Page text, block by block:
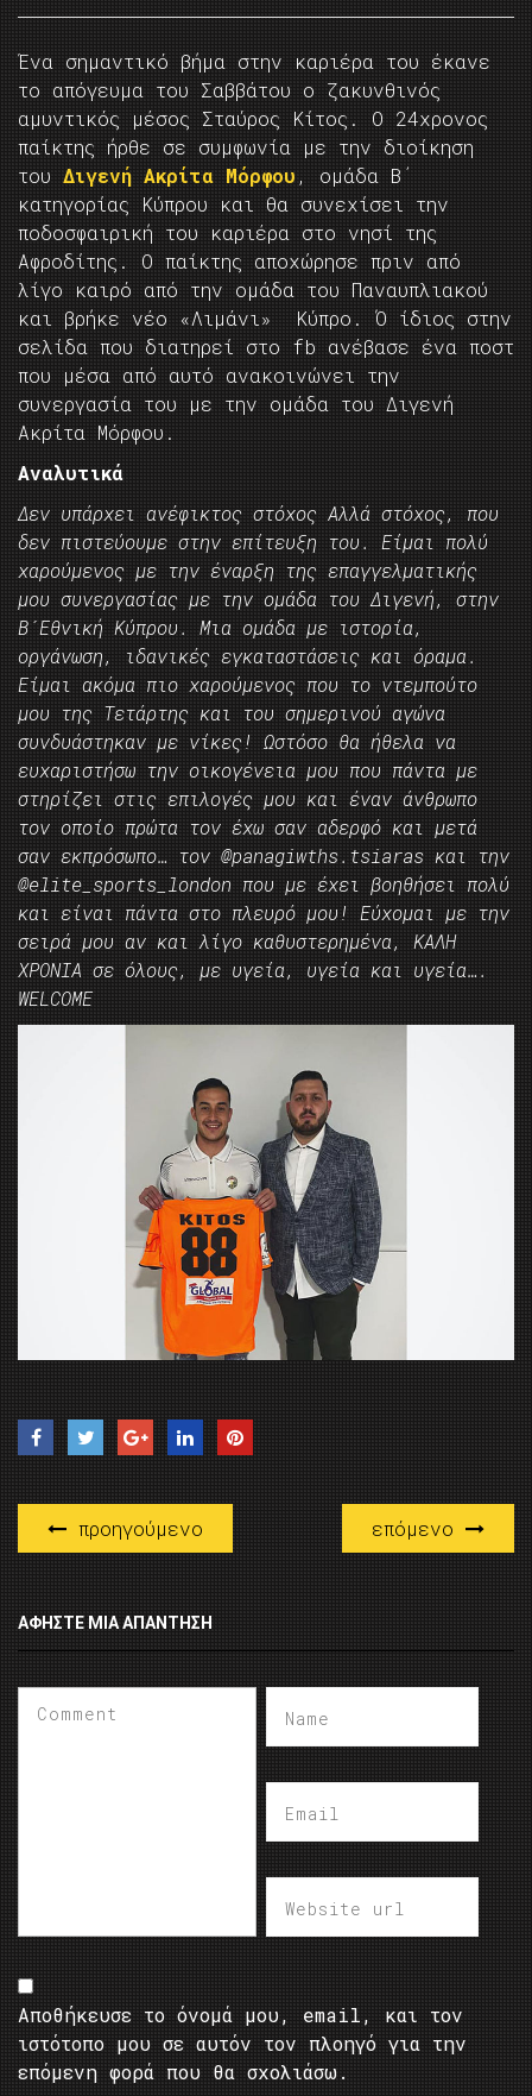
Ένα σημαντικό βήμα στην καριέρα του έκανε
το απόγευμα του Σαββάτου ο ζακυνθινός
αμυντικός μέσος Σταύρος Κίτος. Ο 24χρονος
παίκτης ήρθε σε συμφωνία με την διοίκηση
του Διγενή Ακρίτα Μόρφου , ομάδα Β΄
κατηγορίας Κύπρου και θα συνεχίσει την
ποδοσφαιρική του καριέρα στο νησί της
Αφροδίτης. Ο παίκτης αποχώρησε πριν από
λίγο καιρό από την ομάδα του Παναυπλιακού
και βρήκε νέο «Λιμάνι» Κύπρο. Ό ίδιος στην
σελίδα που διατηρεί στο fb ανέβασε ένα ποστ
που μέσα από αυτό ανακοινώνει την
συνεργασία του με την ομάδα του Διγενή
Ακρίτα Μόρφου.
Αναλυτικά
Δεν υπάρχει ανέφικτος στόχος Αλλά στόχος, που
δεν πιστεύουμε στην επίτευξη του. Είμαι πολύ
χαρούμενος με την έναρξη της επαγγελματικής
μου συνεργασίας με την ομάδα του Διγενή, στην
Β´Εθνική Κύπρου. Μια ομάδα με ιστορία,
οργάνωση, ιδανικές εγκαταστάσεις και όραμα.
Είμαι ακόμα πιο χαρούμενος που το ντεμπούτο
μου της Τετάρτης και του σημερινού αγώνα
συνδυάστηκαν με νίκες! Ωστόσο θα ήθελα να
ευχαριστήσω την οικογένεια μου που πάντα με
στηρίζει στις επιλογές μου και έναν άνθρωπο
τον οποίο πρώτα τον έχω σαν αδερφό και μετά
σαν εκπρόσωπο… τον @panagiwths.tsiaras και την
@elite_sports_london που με έχει βοηθήσει πολύ
και είναι πάντα στο πλευρό μου! Εύχομαι με την
σειρά μου αν και λίγο καθυστερημένα, ΚΑΛΗ
ΧΡΟΝΙΑ σε όλους, με υγεία, υγεία και υγεία….
WELCOME
προηγούμενο επόμενο
ΑΦΉΣΤΕ ΜΙΑ ΑΠΆΝΤΗΣΗ
Αποθήκευσε το όνομά μου, email, και τον
ιστότοπο μου σε αυτόν τον πλοηγό για την
επόμενη φορά που θα σχολιάσω.